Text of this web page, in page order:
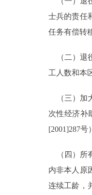
士兵的责任
任务有偿转
（二）退
工人数和本
（三）加
次性经济补
[2001]287
（四）所
内非本人原
连续工龄，